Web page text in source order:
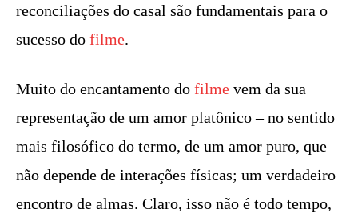
reconciliações do casal são fundamentais para o
sucesso do filme.
Muito do encantamento do filme vem da sua
representação de um amor platônico – no sentido
mais filosófico do termo, de um amor puro, que
não depende de interações físicas; um verdadeiro
encontro de almas. Claro, isso não é todo tempo,